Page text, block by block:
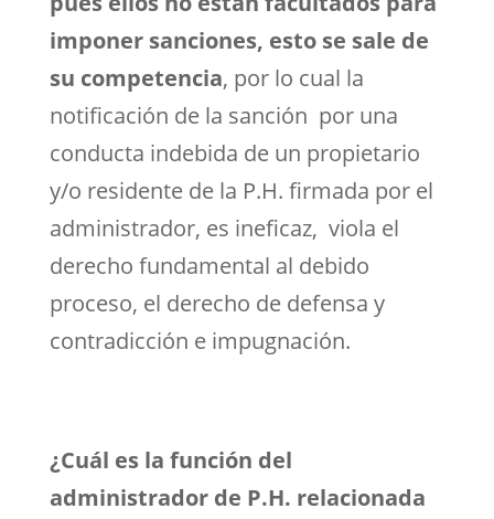
imponer sanciones, esto se sale de
su competencia, por lo cual la
notificación de la sanción por una
conducta indebida de un propietario
y/o residente de la P.H. firmada por el
administrador, es ineficaz, viola el
derecho fundamental al debido
proceso, el derecho de defensa y
contradicción e impugnación.
¿Cuál es la función del
administrador de P.H. relacionada